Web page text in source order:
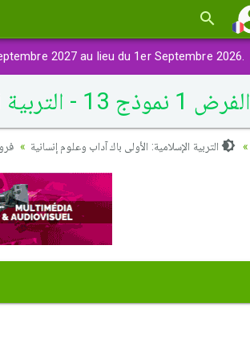
2027 au lieu du 1er Septembre 2026.
الفرض 1 نموذج 13 - التربية الإسلامية أولى باك الدورة الثانية
التربية الإسلامية: الأولى باك آداب وعلوم إنسانية